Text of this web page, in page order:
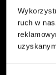
ruch w